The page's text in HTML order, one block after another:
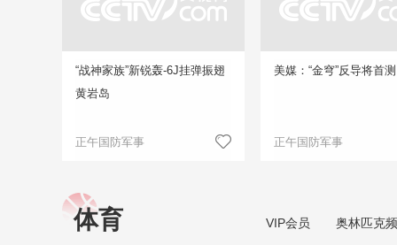
“战神家族”新锐轰-6J挂弹振翅
黄岩岛
正午国防军事
美媒：“金穹”反导将首测
正午国防军事
体育 VIP会员 奥林匹克